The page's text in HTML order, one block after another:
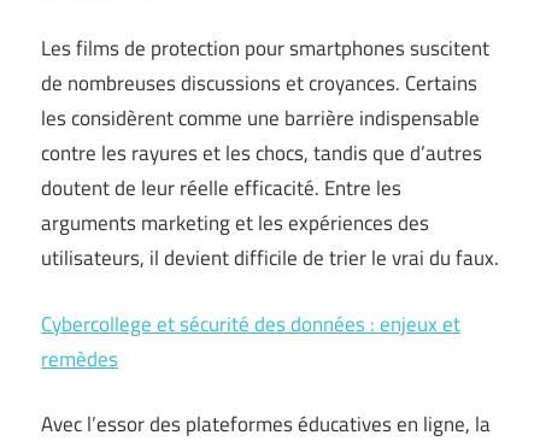
Les films de protection pour smartphones suscitent
de nombreuses discussions et croyances. Certains
les considèrent comme une barrière indispensable
contre les rayures et les chocs, tandis que d’autres
doutent de leur réelle efficacité. Entre les
arguments marketing et les expériences des
utilisateurs, il devient difficile de trier le vrai du faux.
Cybercollege et sécurité des données : enjeux et
remèdes
Avec l’essor des plateformes éducatives en ligne, la